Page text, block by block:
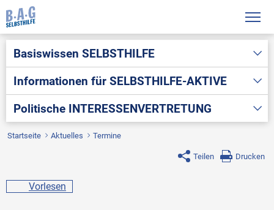
Basiswissen SELBSTHILFE
Informationen für SELBSTHILFE-AKTIVE
Politische INTERESSENVERTRETUNG
Startseite Aktuelles Termine
Teilen Drucken
Vorlesen